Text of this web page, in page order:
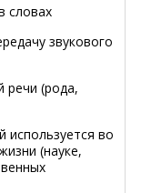
словах
звукового
речи (рода,
используется во
(науке,